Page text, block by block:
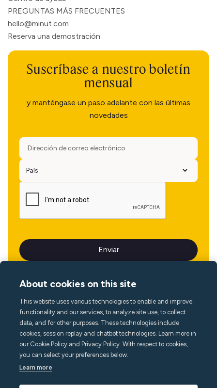
PREGUNTAS MÁS FRECUENTES
hello@minut.com
Reserva una demostración
Suscríbase a nuestro boletín
mensual
y manténgase un paso adelante con las últimas
novedades
Idioma
About cookies on this site
This website uses various technologies to enable and improve
functionality and our services, to analyze site use, to collect
data, and for other purposes. These technologies include
cookies, session replay and chatbot technologies. Learn more in
our Cookie Policy and Privacy Policy. With respect to cookies,
you can select your preferences below.
Learn more